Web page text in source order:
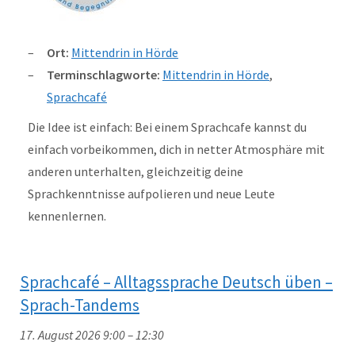
Ort: Mittendrin in Hörde
Terminschlagworte: Mittendrin in Hörde,
Sprachcafé
Die Idee ist einfach: Bei einem Sprachcafe kannst du
einfach vorbeikommen, dich in netter Atmosphäre mit
anderen unterhalten, gleichzeitig deine
Sprachkenntnisse aufpolieren und neue Leute
kennenlernen.
Sprachcafé – Alltagssprache Deutsch üben –
Sprach-Tandems
17. August 2026 9:00–12:30